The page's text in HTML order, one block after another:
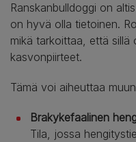
Ranskanbulldoggi on
on hyvä olla tietoinen.
mikä tarkoittaa, että
kasvonpiirteet.
Tämä voi aiheuttaa
Brakykefaalinen
Tila, jossa